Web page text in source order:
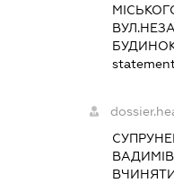
ВЧИНЯТИ